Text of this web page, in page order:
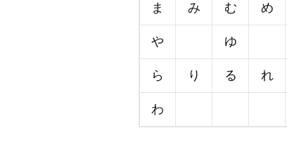
ま み む め
や ゆ
ら り る れ
わ